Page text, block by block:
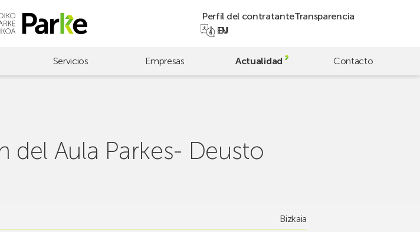
Perfil del contratanteTransparencia
EU
EN
Servicios Empresas Actualidad Contacto
del Aula Parkes- Deusto
Bizkaia